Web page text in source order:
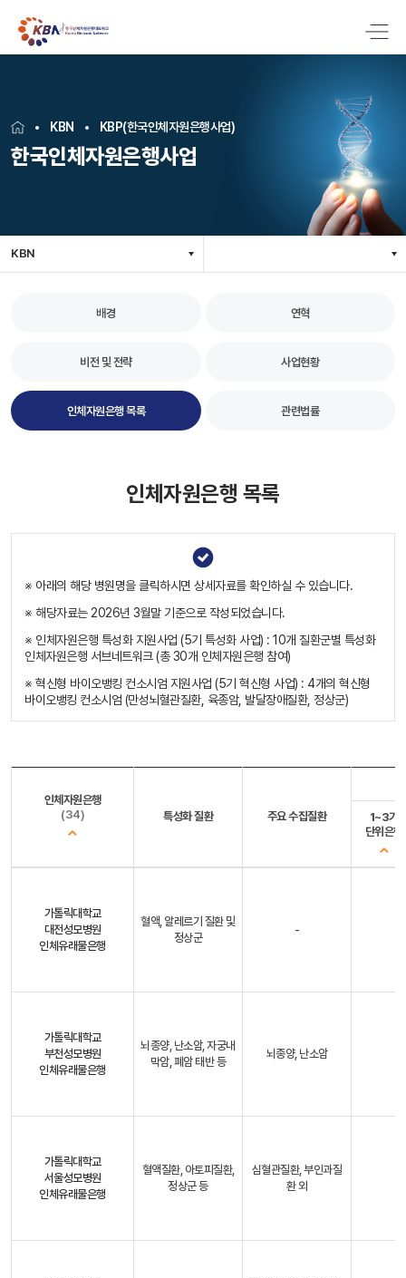
KBN KBP(한국인체자원은행사업)
한국인체자원은행사업
KBN
배경 연혁
비전 및 전략 사업현황
인체자원은행 목록 관련법률
인체자원은행 목록
※ 아래의 해당 병원명을 클릭하시면 상세자료를 확인하실 수 있습니다.
※ 해당자료는 2026년 3월말 기준으로 작성되었습니다.
※ 인체자원은행 특성화 지원사업 (5기 특성화 사업) : 10개 질환군별 특성화
인체자원은행 서브네트워크 (총 30개 인체자원은행 참여)
※ 혁신형 바이오뱅킹 컨소시엄 지원사업 (5기 혁신형 사업) : 4개의 혁신형
바이오뱅킹 컨소시엄 (만성뇌혈관질환, 육종암, 발달장애질환, 정상군)
인체자원은행
(34)
특성화 질환 주요 수집질환
1~3기
단위은행
가톨릭대학교
대전성모병원
인체유래물은행
혈액, 알레르기 질환 및
정상군
-
가톨릭대학교
부천성모병원
인체유래물은행
뇌종양, 난소암, 자궁내
막암, 폐암 태반 등
뇌종양, 난소암
가톨릭대학교
서울성모병원
인체유래물은행
혈액질환, 아토피질환,
정상군 등
심혈관질환, 부인과질
환 외